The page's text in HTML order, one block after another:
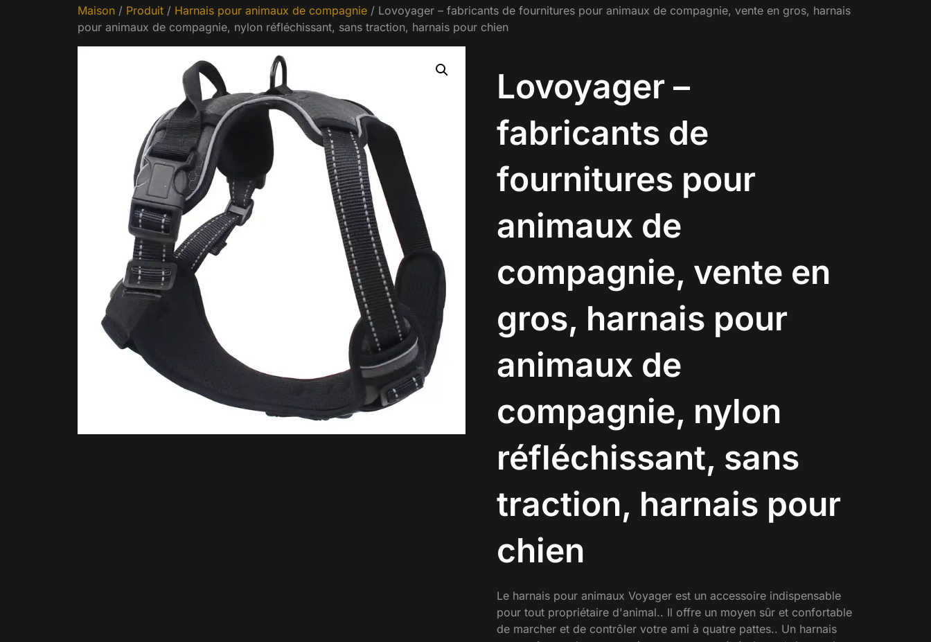
Maison / Produit / Harnais pour animaux de compagnie / Lovoyager – fabricants de fournitures pour animaux de compagnie, vente en gros, harnais
pour animaux de compagnie, nylon réfléchissant, sans traction, harnais pour chien
Lovoyager –
fabricants de
fournitures pour
animaux de
compagnie, vente en
gros, harnais pour
animaux de
compagnie, nylon
réfléchissant, sans
traction, harnais pour
chien
Le harnais pour animaux Voyager est un accessoire indispensable
pour tout propriétaire d'animal.. Il offre un moyen sûr et confortable
de marcher et de contrôler votre ami à quatre pattes.. Un harnais